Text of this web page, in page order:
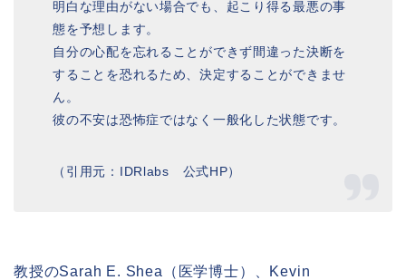
明白な理由がない場合でも、起こり得る最悪の事
態を予想します。
自分の心配を忘れることができず間違った決断を
することを恐れるため、決定することができませ
ん。
彼の不安は恐怖症ではなく一般化した状態です。
（引用元：IDRlabs 公式HP）
教授のSarah E. Shea（医学博士）、Kevin